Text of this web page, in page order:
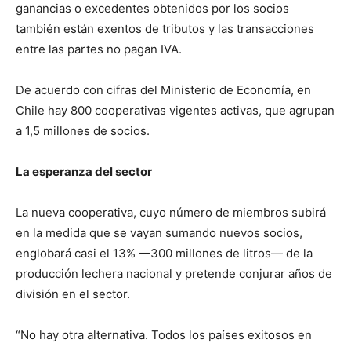
ganancias o excedentes obtenidos por los socios
también están exentos de tributos y las transacciones
entre las partes no pagan IVA.
De acuerdo con cifras del Ministerio de Economía, en
Chile hay 800 cooperativas vigentes activas, que agrupan
a 1,5 millones de socios.
La esperanza del sector
La nueva cooperativa, cuyo número de miembros subirá
en la medida que se vayan sumando nuevos socios,
englobará casi el 13% —300 millones de litros— de la
producción lechera nacional y pretende conjurar años de
división en el sector.
“No hay otra alternativa. Todos los países exitosos en